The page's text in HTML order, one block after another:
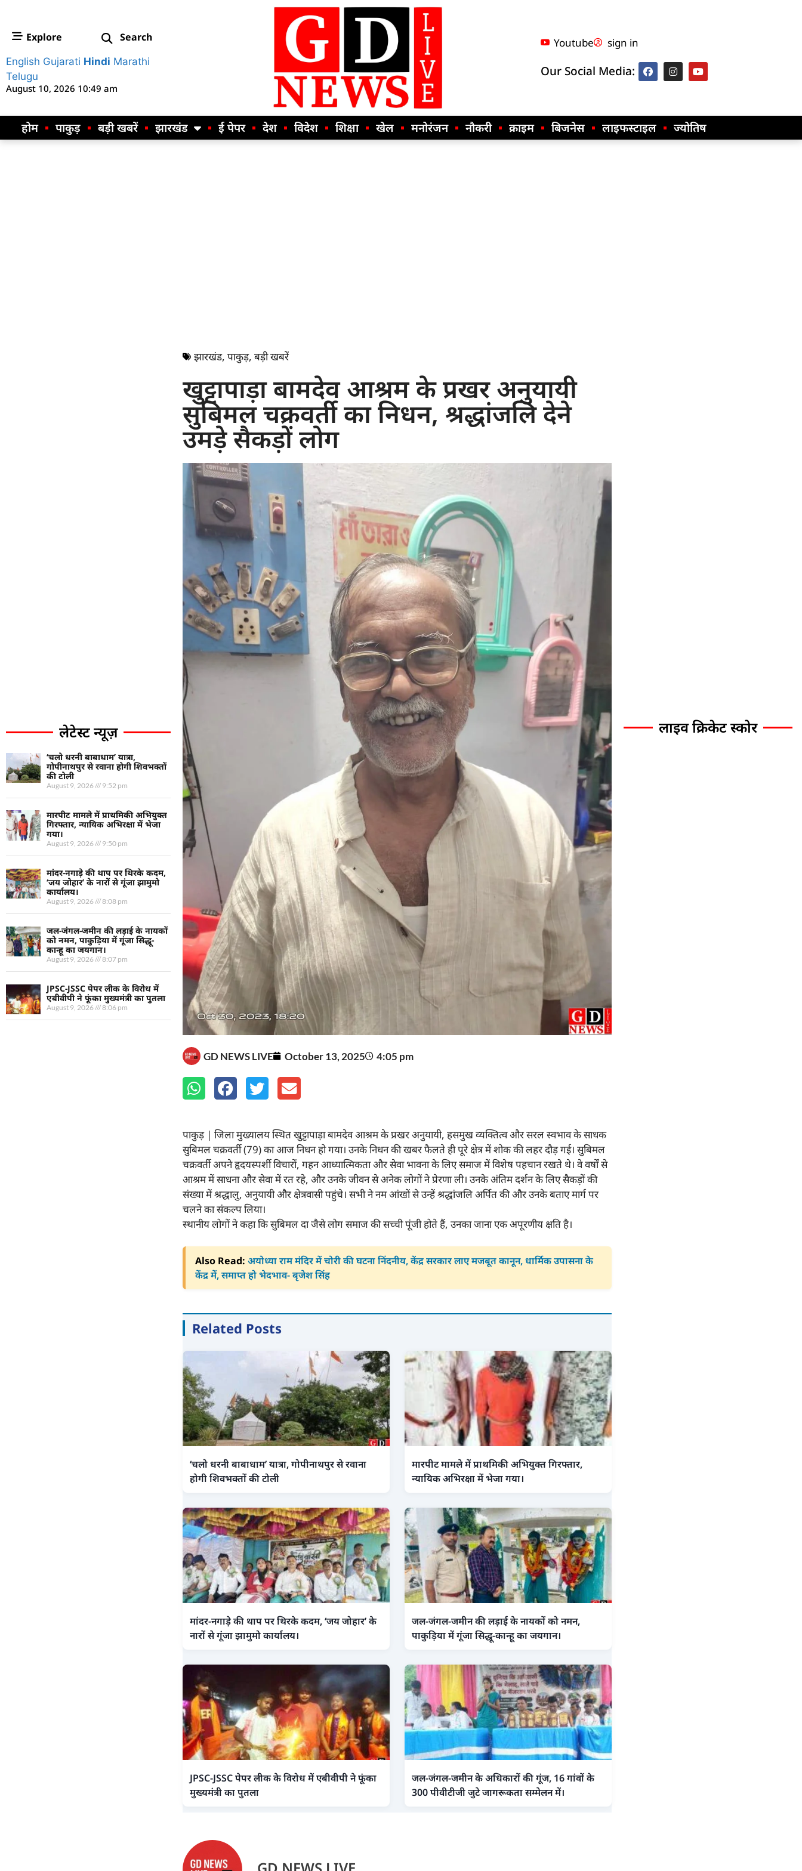
Explore Search
English Gujarati Hindi Marathi
Telugu
August 10, 2026 10:49 am
Youtube sign in
Our Social Media:
होम पाकुड़ बड़ी खबरें झारखंड ई पेपर देश विदेश शिक्षा खेल मनोरंजन नौकरी क्राइम बिजनेस लाइफस्टाइल ज्योतिष
लेटेस्ट न्यूज़
‘चलो धरनी बाबाधाम’ यात्रा,
गोपीनाथपुर से रवाना होगी शिवभक्तों
की टोली
August 9, 2026 9:52 pm
मारपीट मामले में प्राथमिकी अभियुक्त
गिरफ्तार, न्यायिक अभिरक्षा में भेजा
गया।
August 9, 2026 9:50 pm
मांदर-नगाड़े की थाप पर थिरके कदम,
‘जय जोहार’ के नारों से गूंजा झामुमो
कार्यालय।
August 9, 2026 8:08 pm
जल-जंगल-जमीन की लड़ाई के नायकों
को नमन, पाकुड़िया में गूंजा सिद्धू-
कान्हू का जयगान।
August 9, 2026 8:07 pm
JPSC-JSSC पेपर लीक के विरोध में
एबीवीपी ने फूंका मुख्यमंत्री का पुतला
August 9, 2026 8:06 pm
झारखंड, पाकुड़, बड़ी खबरें
खुट्टापाड़ा बामदेव आश्रम के प्रखर अनुयायी
सुबिमल चक्रवर्ती का निधन, श्रद्धांजलि देने
उमड़े सैकड़ों लोग
GD NEWS LIVE October 13, 2025 4:05 pm
पाकुड़ | जिला मुख्यालय स्थित खुट्टापाड़ा बामदेव आश्रम के प्रखर अनुयायी, हसमुख व्यक्तित्व और सरल स्वभाव के साधक
सुबिमल चक्रवर्ती (79) का आज निधन हो गया। उनके निधन की खबर फैलते ही पूरे क्षेत्र में शोक की लहर दौड़ गई। सुबिमल
चक्रवर्ती अपने हृदयस्पर्शी विचारों, गहन आध्यात्मिकता और सेवा भावना के लिए समाज में विशेष पहचान रखते थे। वे वर्षों से
आश्रम में साधना और सेवा में रत रहे, और उनके जीवन से अनेक लोगों ने प्रेरणा ली। उनके अंतिम दर्शन के लिए सैकड़ों की
संख्या में श्रद्धालु, अनुयायी और क्षेत्रवासी पहुंचे। सभी ने नम आंखों से उन्हें श्रद्धांजलि अर्पित की और उनके बताए मार्ग पर
चलने का संकल्प लिया।
स्थानीय लोगों ने कहा कि सुबिमल दा जैसे लोग समाज की सच्ची पूंजी होते हैं, उनका जाना एक अपूरणीय क्षति है।
Also Read: अयोध्या राम मंदिर में चोरी की घटना निंदनीय, केंद्र सरकार लाए मजबूत कानून, धार्मिक उपासना के
केंद्र में, समाप्त हो भेदभाव- बृजेश सिंह
Related Posts
‘चलो धरनी बाबाधाम’ यात्रा, गोपीनाथपुर से रवाना
होगी शिवभक्तों की टोली
मारपीट मामले में प्राथमिकी अभियुक्त गिरफ्तार,
न्यायिक अभिरक्षा में भेजा गया।
मांदर-नगाड़े की थाप पर थिरके कदम, ‘जय जोहार’ के
नारों से गूंजा झामुमो कार्यालय।
जल-जंगल-जमीन की लड़ाई के नायकों को नमन,
पाकुड़िया में गूंजा सिद्धू-कान्हू का जयगान।
JPSC-JSSC पेपर लीक के विरोध में एबीवीपी ने फूंका
मुख्यमंत्री का पुतला
जल-जंगल-जमीन के अधिकारों की गूंज, 16 गांवों के
300 पीवीटीजी जुटे जागरूकता सम्मेलन में।
लाइव क्रिकेट स्कोर